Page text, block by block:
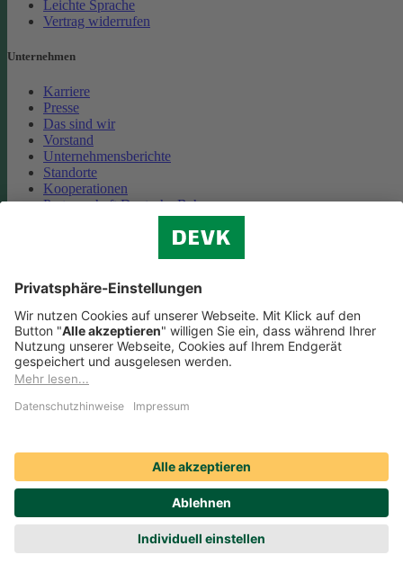
Leichte Sprache
Vertrag widerrufen
Unternehmen
Karriere
Presse
Das sind wir
Vorstand
Unternehmensberichte
Standorte
Kooperationen
Partnerschaft Deutsche Bahn
Cookie-Einstellungen
Datenschutz
Impressum
Streitbeilegung
Nutzungshinweise
Compliance
Social Media Icons sowie Verlinkungen, die mit
sind, führen auf externe Seiten. Die DEVK ist für die dortigen
Nutzungsbedingungen und Datenschutzbestimmungen nicht
verantwortlich. Mehr dazu erfahren Sie unter